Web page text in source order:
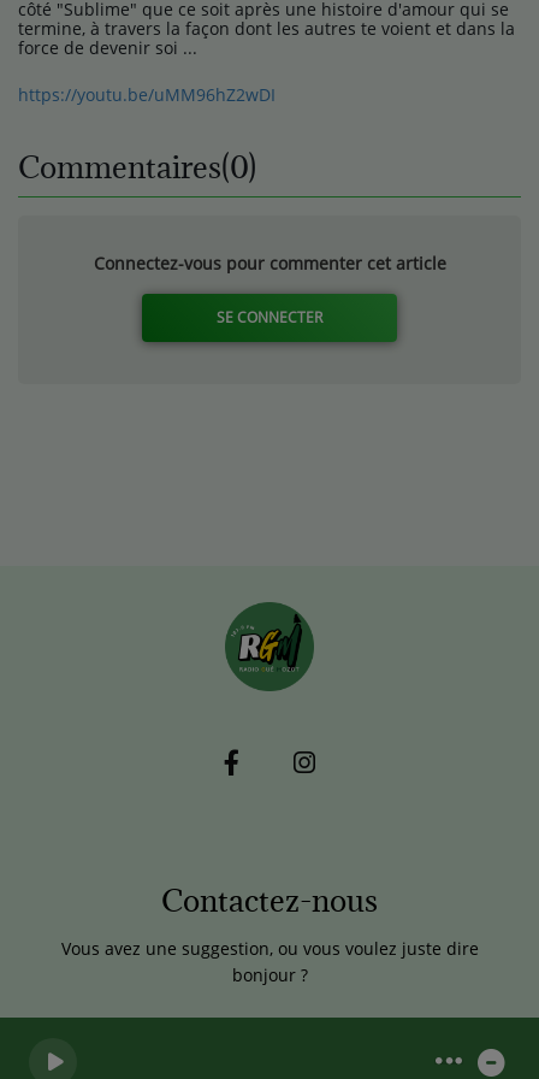
côté "Sublime" que ce soit après une histoire d'amour qui se
termine, à travers la façon dont les autres te voient et dans la
force de devenir soi ...
https://youtu.be/uMM96hZ2wDI
Commentaires(0)
Connectez-vous pour commenter cet article
SE CONNECTER
Contactez-nous
Vous avez une suggestion, ou vous voulez juste dire
bonjour ?